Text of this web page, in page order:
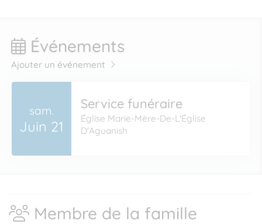
Événements
Ajouter un événement
sam.
Juin 21
Service funéraire
Église Marie-Mère-De-L'Église
D'Aguanish
Membre de la famille